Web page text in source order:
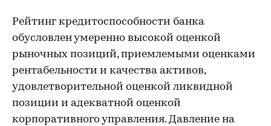
Рейтинг кредитоспособности банка
обусловлен умеренно высокой оценкой
рыночных позиций, приемлемыми оценками
рентабельности и качества активов,
удовлетворительной оценкой ликвидной
позиции и адекватной оценкой
корпоративного управления. Давление на